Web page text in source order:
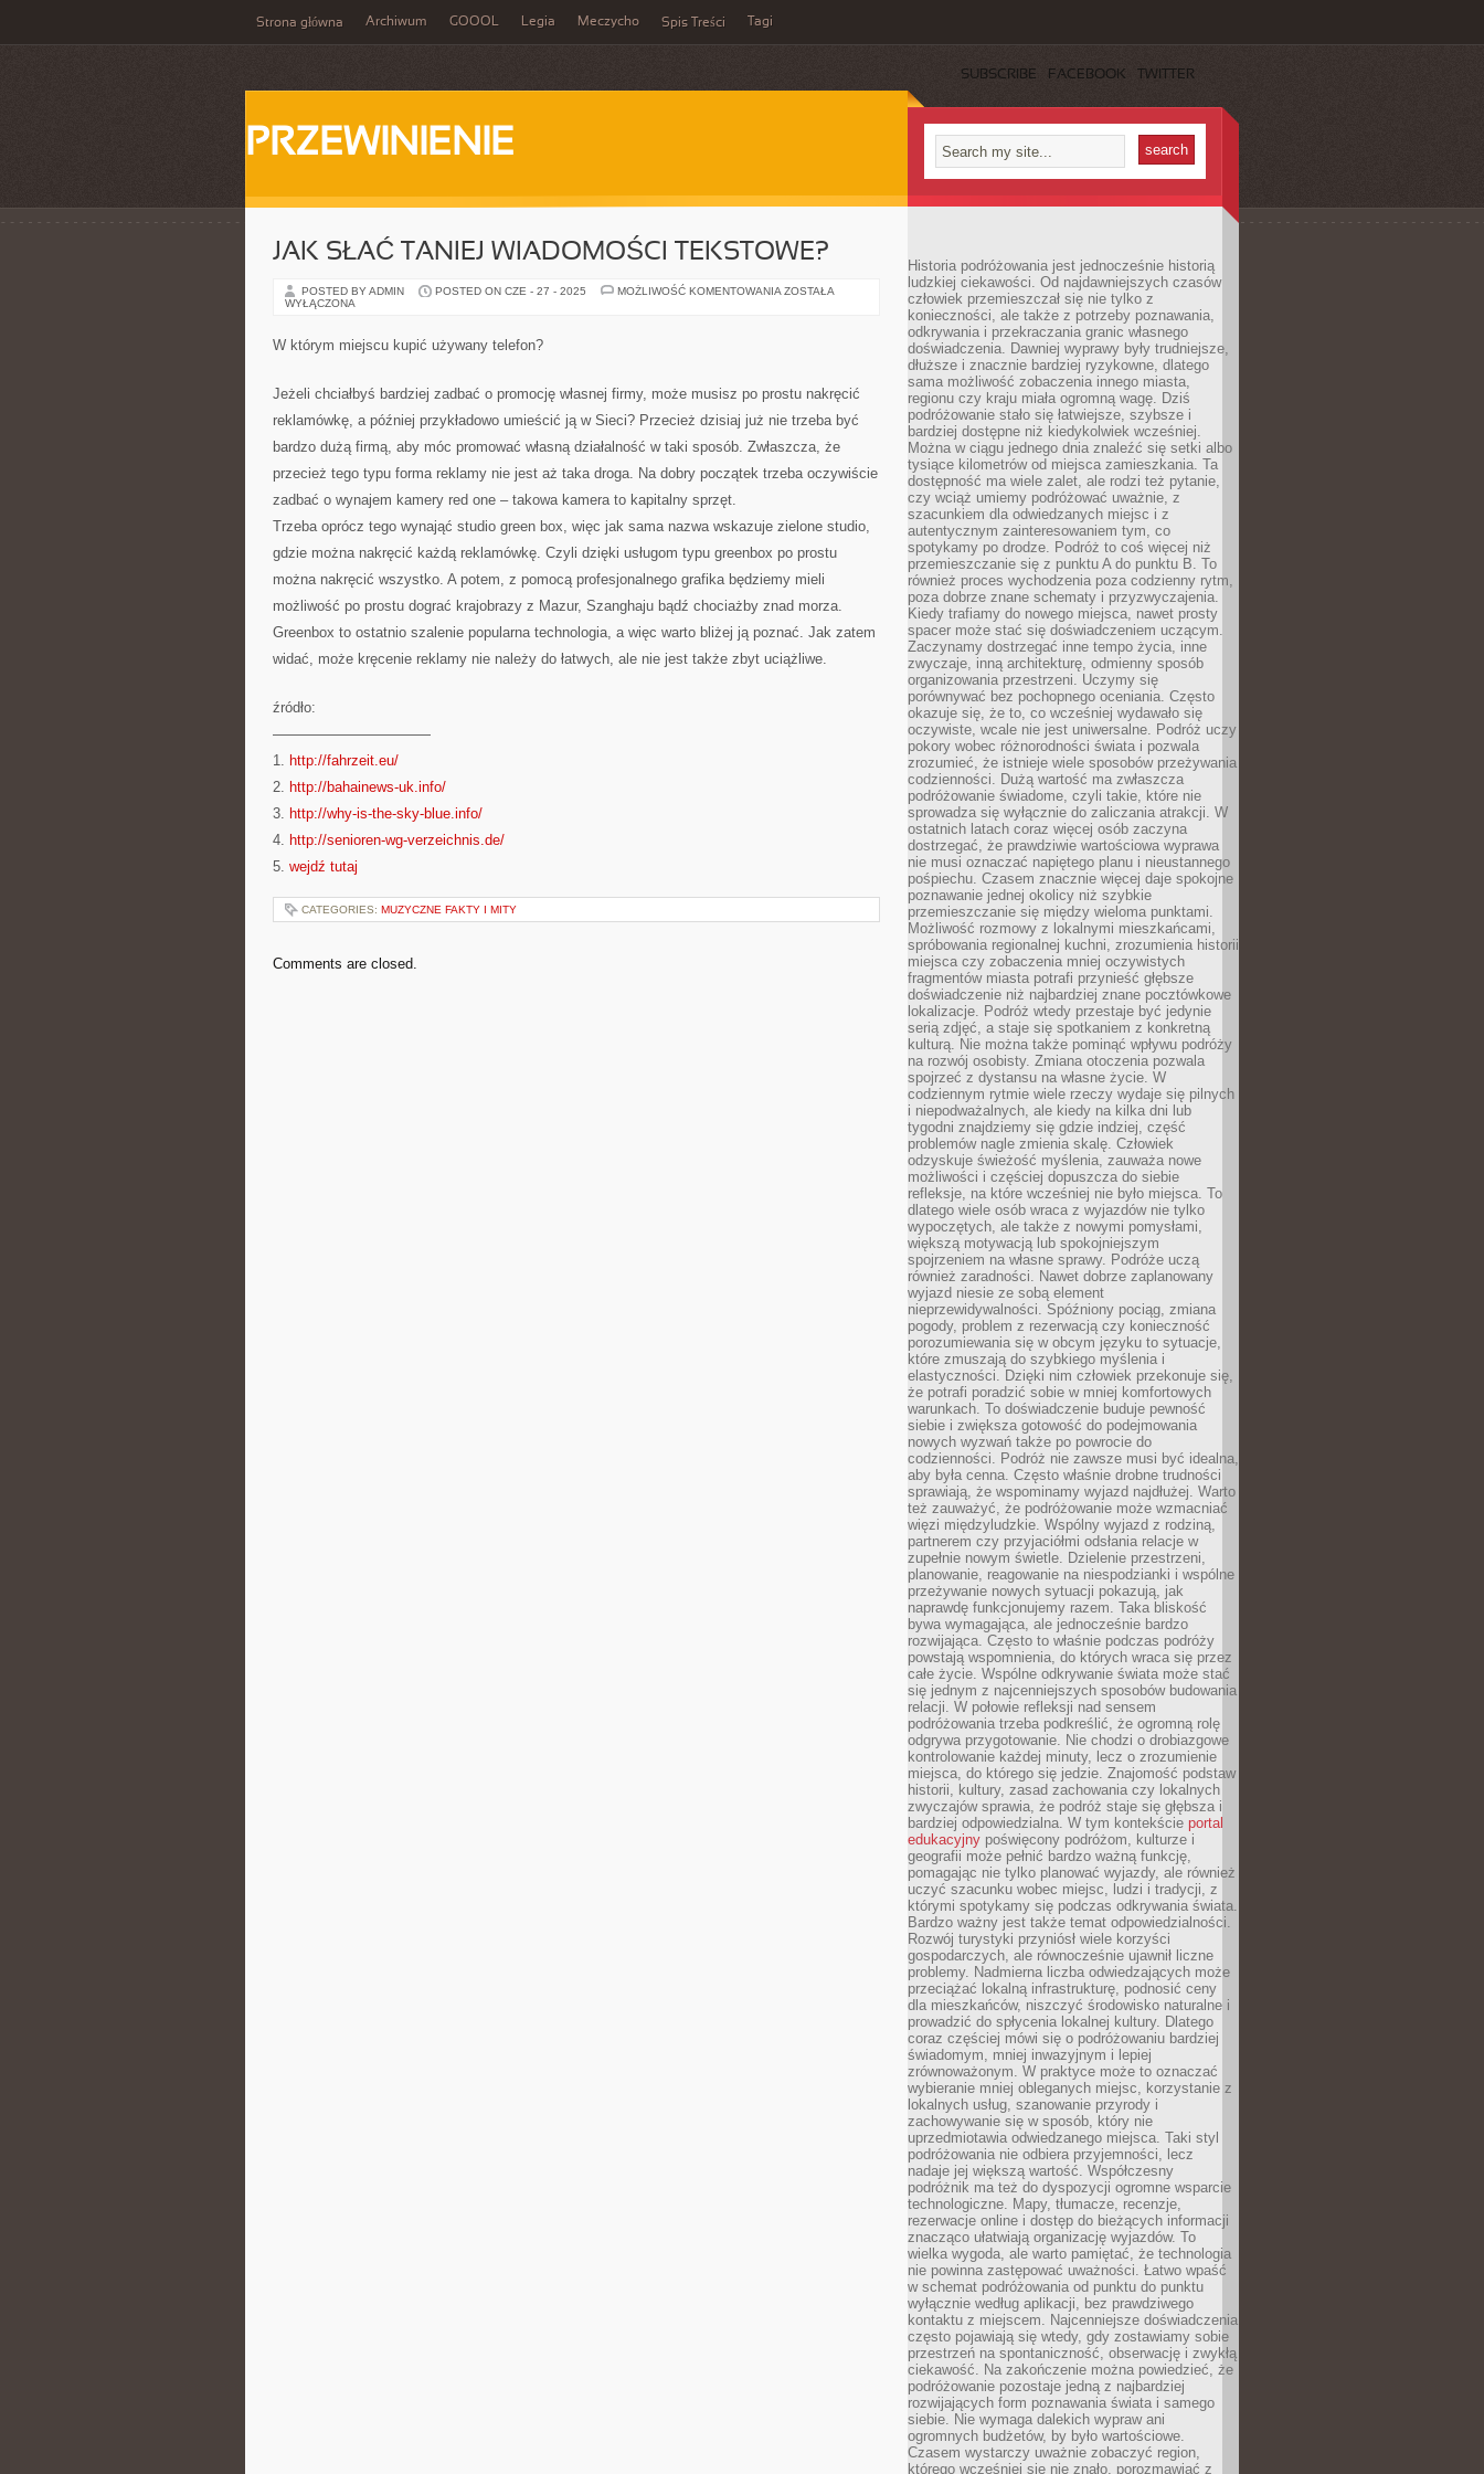
Strona główna Archiwum GOOOL Legia Meczycho Spis Treści Tagi
SUBSCRIBE FACEBOOK TWITTER
PRZEWINIENIE
JAK SŁAĆ TANIEJ WIADOMOŚCI TEKSTOWE?
POSTED BY ADMIN POSTED ON CZE - 27 - 2025 MOŻLIWOŚĆ KOMENTOWANIA JAK
ZOSTAŁA
WYŁĄCZONA
W którym miejscu kupić używany telefon?
Jeżeli chciałbyś bardziej zadbać o promocję własnej firmy, może musisz po prostu nakręcić
reklamówkę, a później przykładowo umieścić ją w Sieci? Przecież dzisiaj już nie trzeba być
bardzo dużą firmą, aby móc promować własną działalność w taki sposób. Zwłaszcza, że
przecież tego typu forma reklamy nie jest aż taka droga. Na dobry początek trzeba oczywiście
zadbać o wynajem kamery red one – takowa kamera to kapitalny sprzęt.
Trzeba oprócz tego wynająć studio green box, więc jak sama nazwa wskazuje zielone studio,
gdzie można nakręcić każdą reklamówkę. Czyli dzięki usługom typu greenbox po prostu
można nakręcić wszystko. A potem, z pomocą profesjonalnego grafika będziemy mieli
możliwość po prostu dograć krajobrazy z Mazur, Szanghaju bądź chociażby znad morza.
Greenbox to ostatnio szalenie popularna technologia, a więc warto bliżej ją poznać. Jak zatem
widać, może kręcenie reklamy nie należy do łatwych, ale nie jest także zbyt uciążliwe.
źródło:
———————————
1. http://fahrzeit.eu/
2. http://bahainews-uk.info/
3. http://why-is-the-sky-blue.info/
4. http://senioren-wg-verzeichnis.de/
5. wejdź tutaj
CATEGORIES: MUZYCZNE FAKTY I MITY
Comments are closed.
Historia podróżowania jest jednocześnie historią
ludzkiej ciekawości. Od najdawniejszych czasów
człowiek przemieszczał się nie tylko z
konieczności, ale także z potrzeby poznawania,
odkrywania i przekraczania granic własnego
doświadczenia. Dawniej wyprawy były trudniejsze,
dłuższe i znacznie bardziej ryzykowne, dlatego
sama możliwość zobaczenia innego miasta,
regionu czy kraju miała ogromną wagę. Dziś
podróżowanie stało się łatwiejsze, szybsze i
bardziej dostępne niż kiedykolwiek wcześniej.
Można w ciągu jednego dnia znaleźć się setki albo
tysiące kilometrów od miejsca zamieszkania. Ta
dostępność ma wiele zalet, ale rodzi też pytanie,
czy wciąż umiemy podróżować uważnie, z
szacunkiem dla odwiedzanych miejsc i z
autentycznym zainteresowaniem tym, co
spotykamy po drodze. Podróż to coś więcej niż
przemieszczanie się z punktu A do punktu B. To
również proces wychodzenia poza codzienny rytm,
poza dobrze znane schematy i przyzwyczajenia.
Kiedy trafiamy do nowego miejsca, nawet prosty
spacer może stać się doświadczeniem uczącym.
Zaczynamy dostrzegać inne tempo życia, inne
zwyczaje, inną architekturę, odmienny sposób
organizowania przestrzeni. Uczymy się
porównywać bez pochopnego oceniania. Często
okazuje się, że to, co wcześniej wydawało się
oczywiste, wcale nie jest uniwersalne. Podróż uczy
pokory wobec różnorodności świata i pozwala
zrozumieć, że istnieje wiele sposobów przeżywania
codzienności. Dużą wartość ma zwłaszcza
podróżowanie świadome, czyli takie, które nie
sprowadza się wyłącznie do zaliczania atrakcji. W
ostatnich latach coraz więcej osób zaczyna
dostrzegać, że prawdziwie wartościowa wyprawa
nie musi oznaczać napiętego planu i nieustannego
pośpiechu. Czasem znacznie więcej daje spokojne
poznawanie jednej okolicy niż szybkie
przemieszczanie się między wieloma punktami.
Możliwość rozmowy z lokalnymi mieszkańcami,
spróbowania regionalnej kuchni, zrozumienia historii
miejsca czy zobaczenia mniej oczywistych
fragmentów miasta potrafi przynieść głębsze
doświadczenie niż najbardziej znane pocztówkowe
lokalizacje. Podróż wtedy przestaje być jedynie
serią zdjęć, a staje się spotkaniem z konkretną
kulturą. Nie można także pominąć wpływu podróży
na rozwój osobisty. Zmiana otoczenia pozwala
spojrzeć z dystansu na własne życie. W
codziennym rytmie wiele rzeczy wydaje się pilnych
i niepodważalnych, ale kiedy na kilka dni lub
tygodni znajdziemy się gdzie indziej, część
problemów nagle zmienia skalę. Człowiek
odzyskuje świeżość myślenia, zauważa nowe
możliwości i częściej dopuszcza do siebie
refleksje, na które wcześniej nie było miejsca. To
dlatego wiele osób wraca z wyjazdów nie tylko
wypoczętych, ale także z nowymi pomysłami,
większą motywacją lub spokojniejszym
spojrzeniem na własne sprawy. Podróże uczą
również zaradności. Nawet dobrze zaplanowany
wyjazd niesie ze sobą element
nieprzewidywalności. Spóźniony pociąg, zmiana
pogody, problem z rezerwacją czy konieczność
porozumiewania się w obcym języku to sytuacje,
które zmuszają do szybkiego myślenia i
elastyczności. Dzięki nim człowiek przekonuje się,
że potrafi poradzić sobie w mniej komfortowych
warunkach. To doświadczenie buduje pewność
siebie i zwiększa gotowość do podejmowania
nowych wyzwań także po powrocie do
codzienności. Podróż nie zawsze musi być idealna,
aby była cenna. Często właśnie drobne trudności
sprawiają, że wspominamy wyjazd najdłużej. Warto
też zauważyć, że podróżowanie może wzmacniać
więzi międzyludzkie. Wspólny wyjazd z rodziną,
partnerem czy przyjaciółmi odsłania relacje w
zupełnie nowym świetle. Dzielenie przestrzeni,
planowanie, reagowanie na niespodzianki i wspólne
przeżywanie nowych sytuacji pokazują, jak
naprawdę funkcjonujemy razem. Taka bliskość
bywa wymagająca, ale jednocześnie bardzo
rozwijająca. Często to właśnie podczas podróży
powstają wspomnienia, do których wraca się przez
całe życie. Wspólne odkrywanie świata może stać
się jednym z najcenniejszych sposobów budowania
relacji. W połowie refleksji nad sensem
podróżowania trzeba podkreślić, że ogromną rolę
odgrywa przygotowanie. Nie chodzi o drobiazgowe
kontrolowanie każdej minuty, lecz o zrozumienie
miejsca, do którego się jedzie. Znajomość podstaw
historii, kultury, zasad zachowania czy lokalnych
zwyczajów sprawia, że podróż staje się głębsza i
bardziej odpowiedzialna. W tym kontekście portal
edukacyjny poświęcony podróżom, kulturze i
geografii może pełnić bardzo ważną funkcję,
pomagając nie tylko planować wyjazdy, ale również
uczyć szacunku wobec miejsc, ludzi i tradycji, z
którymi spotykamy się podczas odkrywania świata.
Bardzo ważny jest także temat odpowiedzialności.
Rozwój turystyki przyniósł wiele korzyści
gospodarczych, ale równocześnie ujawnił liczne
problemy. Nadmierna liczba odwiedzających może
przeciążać lokalną infrastrukturę, podnosić ceny
dla mieszkańców, niszczyć środowisko naturalne i
prowadzić do spłycenia lokalnej kultury. Dlatego
coraz częściej mówi się o podróżowaniu bardziej
świadomym, mniej inwazyjnym i lepiej
zrównoważonym. W praktyce może to oznaczać
wybieranie mniej obleganych miejsc, korzystanie z
lokalnych usług, szanowanie przyrody i
zachowywanie się w sposób, który nie
uprzedmiotawia odwiedzanego miejsca. Taki styl
podróżowania nie odbiera przyjemności, lecz
nadaje jej większą wartość. Współczesny
podróżnik ma też do dyspozycji ogromne wsparcie
technologiczne. Mapy, tłumacze, recenzje,
rezerwacje online i dostęp do bieżących informacji
znacząco ułatwiają organizację wyjazdów. To
wielka wygoda, ale warto pamiętać, że technologia
nie powinna zastępować uważności. Łatwo wpaść
w schemat podróżowania od punktu do punktu
wyłącznie według aplikacji, bez prawdziwego
kontaktu z miejscem. Najcenniejsze doświadczenia
często pojawiają się wtedy, gdy zostawiamy sobie
przestrzeń na spontaniczność, obserwację i zwykłą
ciekawość. Na zakończenie można powiedzieć, że
podróżowanie pozostaje jedną z najbardziej
rozwijających form poznawania świata i samego
siebie. Nie wymaga dalekich wypraw ani
ogromnych budżetów, by było wartościowe.
Czasem wystarczy uważnie zobaczyć region,
którego wcześniej się nie znało, porozmawiać z